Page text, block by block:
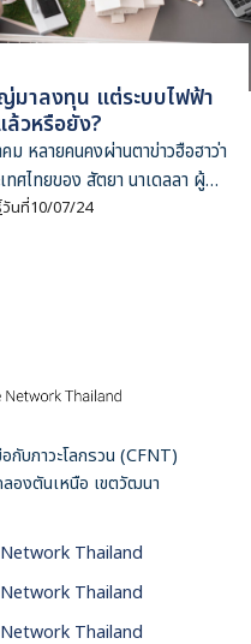
มาลงทุน แต่ระบบไฟฟ้า
ล้วหรือยัง?
หลายคนคงผ่านตาข่าวฮือฮาว่า
ทศไทยของ สัตยา นาเดลลา ผู้
ระดับโลก Microsoft พร้อม
หน้ากับทางตัน เพราะหวังพึ่งพา
เก่า โดยเฉพาะภาคการส่งออกที่
ศรษฐกิจมาอย่างยาวนาน ทั้ง
เผชิญภัยคุกคามจากยานยนต์
ดรฟ์ (Hard Disk Drive) ที่
โนโลยีโซลิดสเตตไดรฟ์ (Solid
ดาวรุ่ง ไม่ว่าจะเป็นสมาร์ทโฟน
กผันไปยังประเทศข้างเคียง น่า
วันที่10/07/24
กับภาวะโลกรวน (CFNT)
องตันเหนือ เขตวัฒนา
Thailand
Thailand
Thailand